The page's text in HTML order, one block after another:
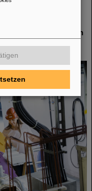
CNAO in
Euro für
GSI in Darmstadt